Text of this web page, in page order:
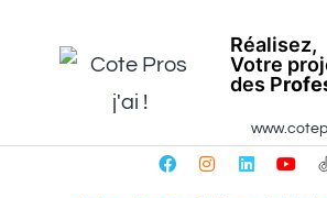
Réalisez,
Votre
des P